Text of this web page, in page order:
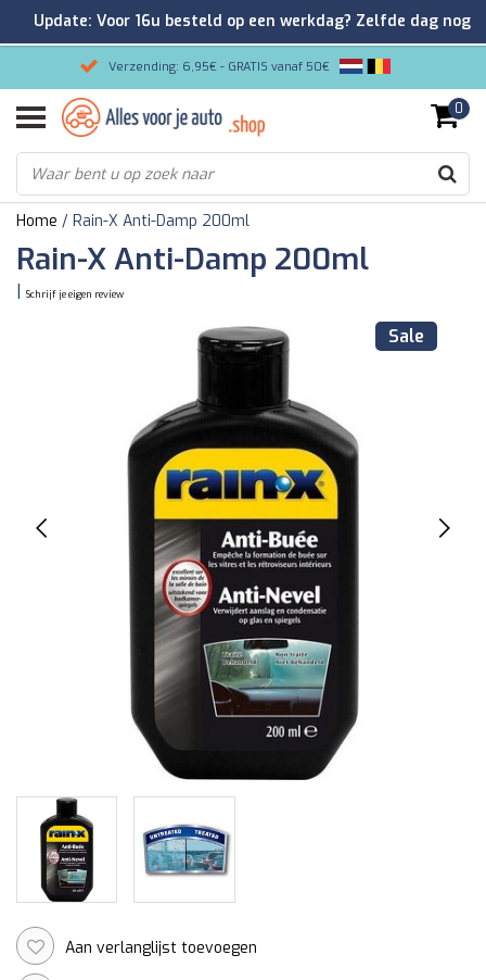
Verzending: 6,95€ - GRATIS vanaf 50€
Gemakkelijk bestellen/Veilig betalen
9.2/10 Klantenrating via Kiyoh!
0
Home / Rain-X Anti-Damp 200ml
Rain-X Anti-Damp 200ml
Schrijf je eigen review
Sale
Aan verlanglijst toevoegen
Update: Voor 16u besteld op een werkdag? Zelfde dag nog
verzonden!